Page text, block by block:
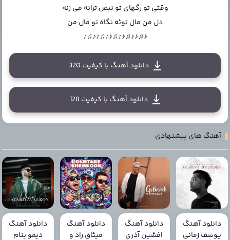
وقتی تو رگهای تو نبض ترانه می زنه
دل من مال توئه نگاه تو مال من
♪♫♪♪♫♪♪♫♪♪♫♪♪♫♪
دانلود آهنگ با کیفیت 320
دانلود آهنگ با کیفیت 128
آهنگ های پیشنهادی
دانلود آهنگ
یوسف زمانی
دانلود آهنگ
افشین آذری
دانلود آهنگ
میثاق راد و
دانلود آهنگ
دیمو بنام